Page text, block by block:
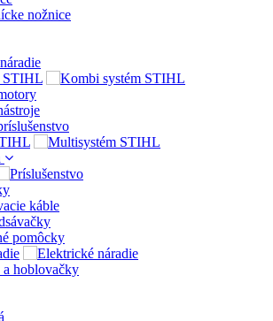
nožnice
STIHL
káble
pomôcky
hoblovačky